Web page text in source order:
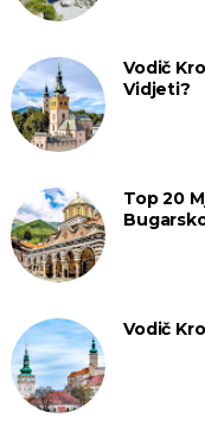
Vodič
Vidjeti?
Top 20
Vodič